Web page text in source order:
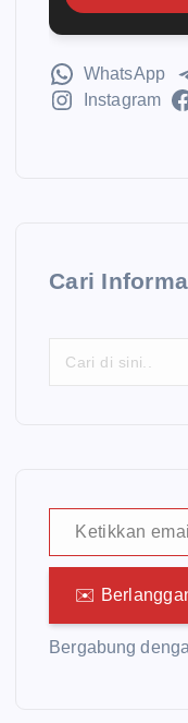
WhatsApp
Instagram
Cari
Ketikkan email Anda...
✉️
Bergabung